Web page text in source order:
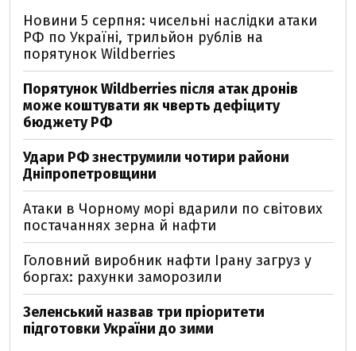
Новини 5 серпня: чисельні наслідки атаки
РФ по Україні, трильйон рублів на
порятунок Wildberries
Порятунок Wildberries після атак дронів
може коштувати як чверть дефіциту
бюджету РФ
Удари РФ знеструмили чотири райони
Дніпропетровщини
Атаки в Чорному морі вдарили по світових
постачаннях зерна й нафти
Головний виробник нафти Ірану загруз у
боргах: рахунки заморозили
Зеленський назвав три пріоритети
підготовки України до зими